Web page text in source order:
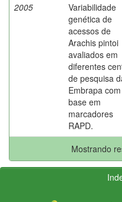
2005
Variabilidade
genética de
acessos de
Arachis pintoi
avaliados em
diferentes
de pesquisa
Embrapa com
base em
marcadores
RAPD.
Mostrando